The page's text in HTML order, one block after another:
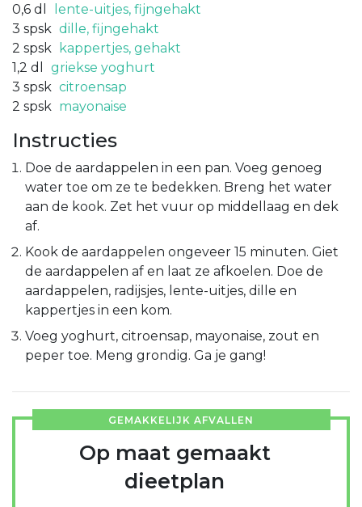
0,6 dl
lente-uitjes, fijngehakt
3 spsk dille, fijngehakt
2 spsk
kappertjes, gehakt
1,2 dl
griekse yoghurt
3 spsk citroensap
2 spsk mayonaise
Instructies
Doe de aardappelen in een pan. Voeg genoeg
water toe om ze te bedekken. Breng het water
aan de kook. Zet het vuur op middellaag en dek
af.
Kook de aardappelen ongeveer 15 minuten. Giet
de aardappelen af en laat ze afkoelen. Doe de
aardappelen, radijsjes, lente-uitjes, dille en
kappertjes in een kom.
Voeg yoghurt, citroensap, mayonaise, zout en
peper toe. Meng grondig. Ga je gang!
GEMAKKELIJK AFVALLEN
Op maat gemaakt
dieetplan